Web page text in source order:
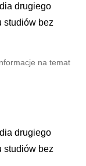
drugiego
studiów bez
na temat
drugiego
studiów bez